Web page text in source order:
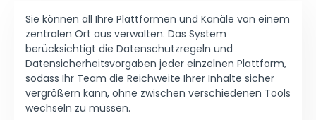
Sie können all Ihre Plattformen und Kanäle von einem
zentralen Ort aus verwalten. Das System
berücksichtigt die Datenschutzregeln und
Datensicherheitsvorgaben jeder einzelnen Plattform,
sodass Ihr Team die Reichweite Ihrer Inhalte sicher
vergrößern kann, ohne zwischen verschiedenen Tools
wechseln zu müssen.